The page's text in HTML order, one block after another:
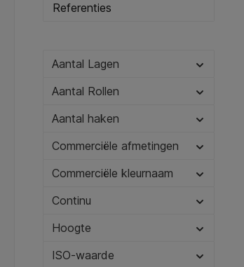
Referenties
Aantal Lagen
Aantal Rollen
Aantal haken
Commerciële afmetingen
Commerciële kleurnaam
Continu
Hoogte
ISO-waarde